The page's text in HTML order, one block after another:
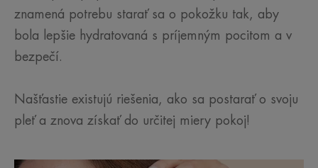
znamená potrebu starať sa o pokožku tak, aby
bola lepšie hydratovaná s príjemným pocitom a v
bezpečí.
Našťastie existujú riešenia, ako sa postarať o svoju
pleť a znova získať do určitej miery pokoj!